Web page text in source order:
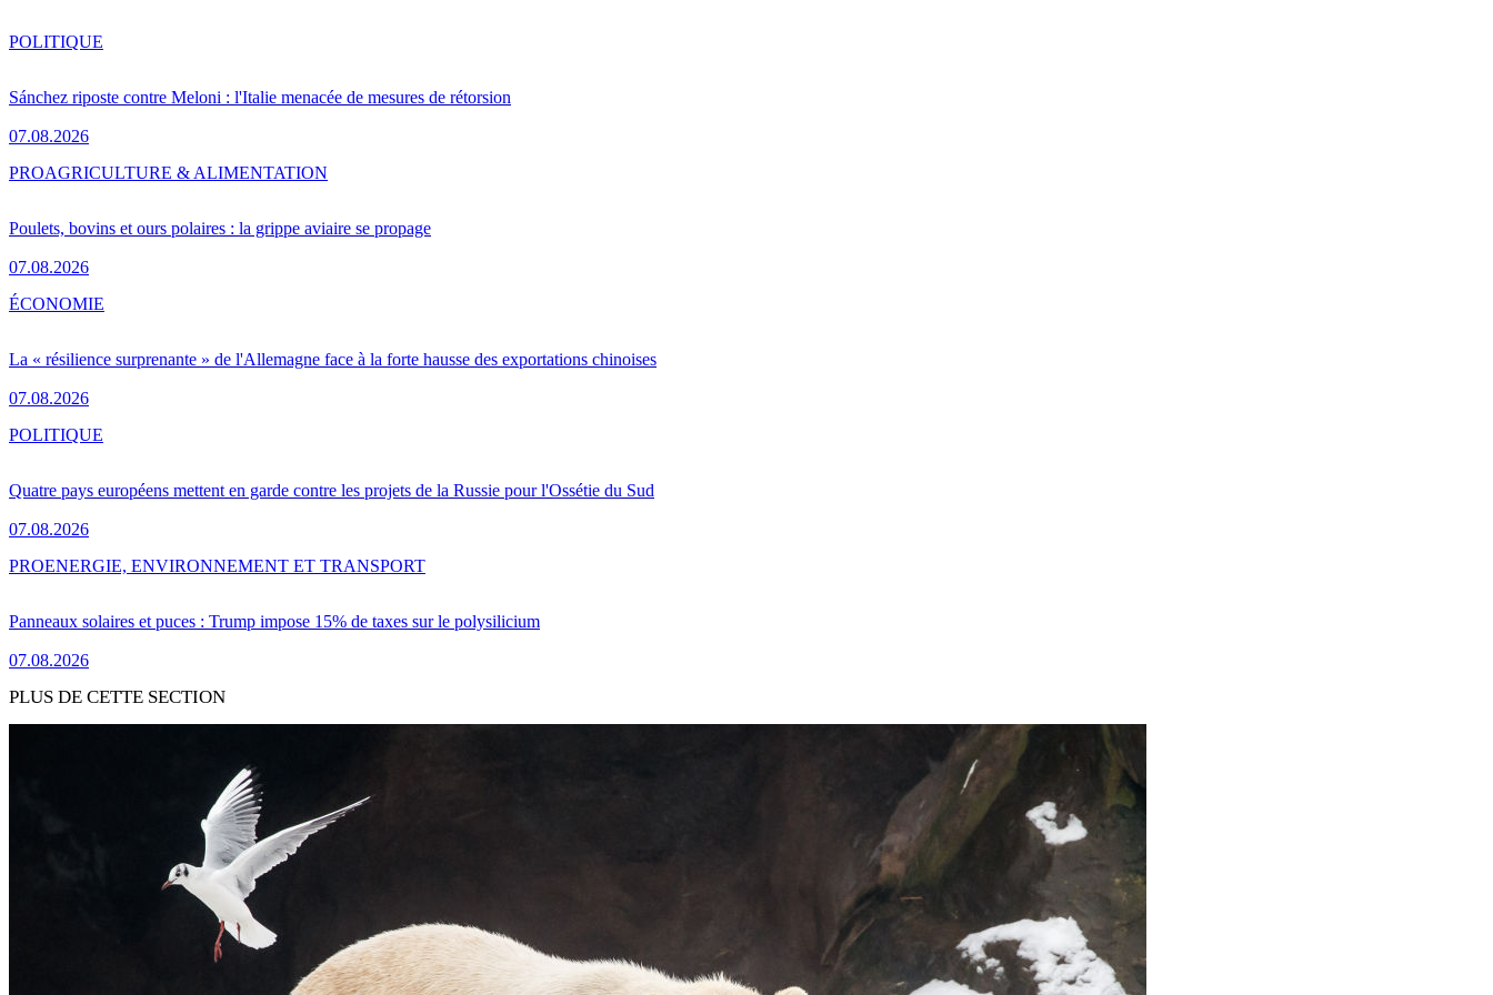
Sánchez riposte contre Meloni : l'Italie menacée de mesures de rétorsion
07.08.2026
POLITIQUE
Poulets, bovins et ours polaires : la grippe aviaire se propage
07.08.2026
PROAGRICULTURE & ALIMENTATION
La « résilience surprenante » de l'Allemagne face à la forte hausse des exportations chinoises
07.08.2026
ÉCONOMIE
Quatre pays européens mettent en garde contre les projets de la Russie pour l'Ossétie du Sud
07.08.2026
POLITIQUE
Panneaux solaires et puces : Trump impose 15% de taxes sur le polysilicium
07.08.2026
PROENERGIE, ENVIRONNEMENT ET TRANSPORT
PLUS DE CETTE SECTION